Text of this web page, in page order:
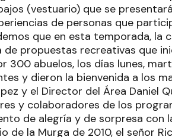
(vestuario) que se
de personas que
que en esta temporada, la
de propuestas recreativas que
300 abuelos, los días lunes,
y dieron la bienvenida a los
y el Director del Área Daniel
y colaboradores de los
de alegría y de sorpresa
de la Murga de 2010, el señor